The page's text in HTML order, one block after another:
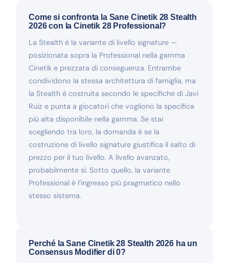
Come si confronta la Sane Cinetik 28 Stealth
2026 con la Cinetik 28 Professional?
La Stealth è la variante di livello signature —
posizionata sopra la Professional nella gamma
Cinetik e prezzata di conseguenza. Entrambe
condividono la stessa architettura di famiglia, ma
la Stealth è costruita secondo le specifiche di Javi
Ruiz e punta a giocatori che vogliono la specifica
più alta disponibile nella gamma. Se stai
scegliendo tra loro, la domanda è se la
costruzione di livello signature giustifica il salto di
prezzo per il tuo livello. A livello avanzato,
probabilmente sì. Sotto quello, la variante
Professional è l’ingresso più pragmatico nello
stesso sistema.
Perché la Sane Cinetik 28 Stealth 2026 ha un
Consensus Modifier di 0?